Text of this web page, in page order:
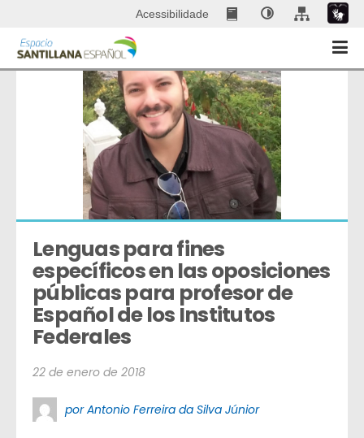
Acessibilidade
Lenguas para fines
específicos en las oposiciones
públicas para profesor de
Español de los Institutos
Federales
22 de enero de 2018
por Antonio Ferreira da Silva Júnior